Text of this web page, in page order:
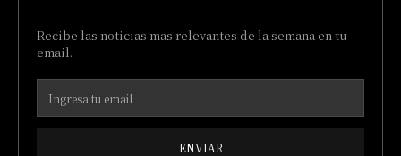
Recibe las noticias mas relevantes de la semana en tu
email.
ENVIAR